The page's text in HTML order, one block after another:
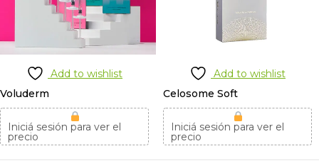
Add to wishlist
Voluderm
Iniciá sesión para ver el
precio
Add to wishlist
Celosome Soft
Iniciá sesión para ver el
precio